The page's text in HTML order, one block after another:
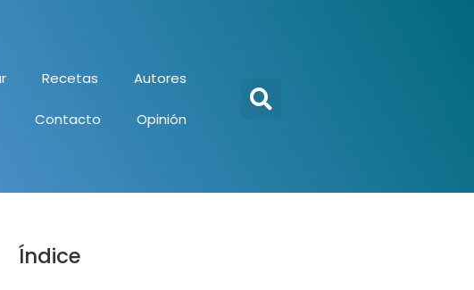
Recetas Autores
Contacto Opinión
Índice